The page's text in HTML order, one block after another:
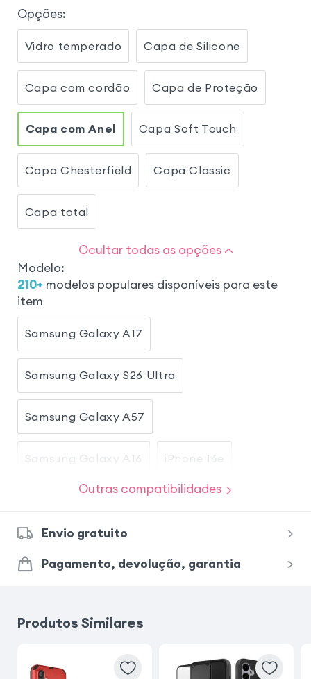
Opções:
Vidro temperado Capa de Silicone
Capa com cordão Capa de Proteção
Capa com Anel Capa Soft Touch
Capa Chesterfield Capa Classic
Capa total
Ocultar todas as opções
Modelo:
210+ modelos populares disponíveis para este
item
Samsung Galaxy A17
Samsung Galaxy S26 Ultra
Samsung Galaxy A57
Samsung Galaxy A16 iPhone 16e
Samsung Galaxy S26
Xiaomi Redmi Note 15 Pro 5G
Samsung Galaxy S23 Ultra
Outras compatibilidades
Envio gratuito
Pagamento, devolução, garantia
Produtos Similares